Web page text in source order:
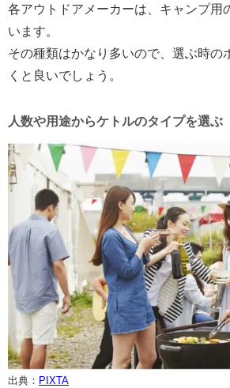
各アウトドアメーカーは、キャンプ用
います。
その種類はかなり多いので、選ぶ時の
くと良いでしょう。
人数や用途からケトルのタイプを選ぶ
出典： PIXTA